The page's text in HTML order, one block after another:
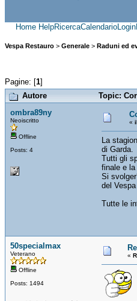
Home HelpRicercaCalendarioLogin
Vespa Restauro > Generale > Raduni ed
Pagine: [1]
Autore
Topic:
ombra89ny
Neoiscritto
Offline
Posts: 4
«
La
di Garda.
Tutti gli
finale e la
Si
del
Tutte le
50specialmax
Veterano
Offline
Posts: 1494
«